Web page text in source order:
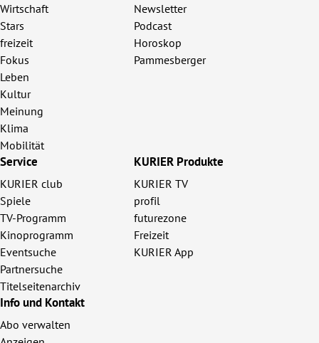
Wirtschaft
Stars
freizeit
Fokus
Leben
Kultur
Meinung
Klima
Mobilität
Newsletter
Podcast
Horoskop
Pammesberger
Service
KURIER club
Spiele
TV-Programm
Kinoprogramm
Eventsuche
Partnersuche
Titelseitenarchiv
KURIER Produkte
KURIER TV
profil
futurezone
Freizeit
KURIER App
Info und Kontakt
Abo verwalten